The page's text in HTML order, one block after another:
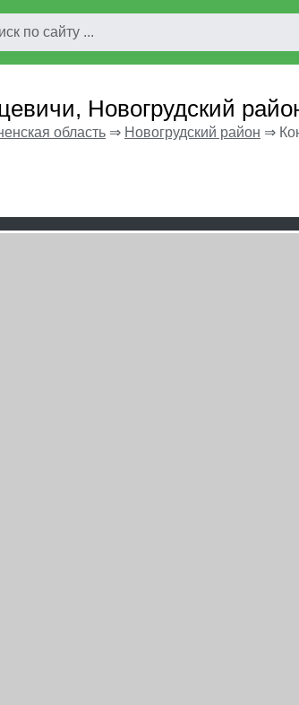
Новогрудский
область ⇒ Новогрудский район ⇒